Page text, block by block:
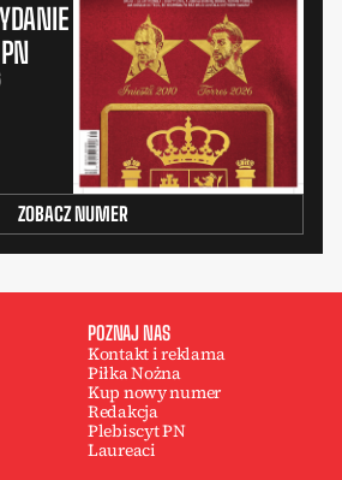
ZOBACZ NUMER
POZNAJ NAS
Kontakt i reklama
Piłka Nożna
Kup nowy numer
Redakcja
Plebiscyt PN
Laureaci